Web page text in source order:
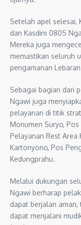
Setelah apel selesai,
dan Kasdim 0805
Mereka juga
memastikan seluruh
pengamanan
Sebagai bagian dari
Ngawi juga
pelayanan di titik
Monumen Suryo,
Pelayanan Rest Area
Kartonyono, Pos
Kedungprahu.
Melalui dukungan
Ngawi berharap
dapat berjalan
dapat menjalani